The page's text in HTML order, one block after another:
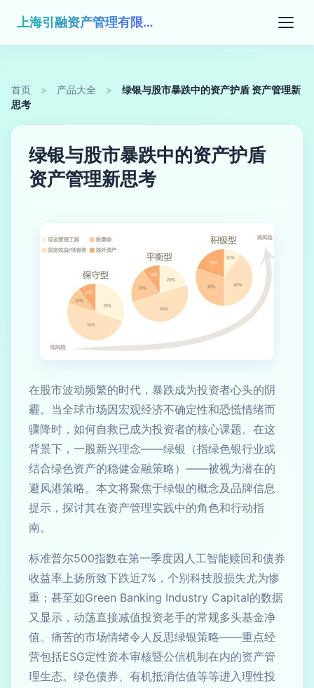
上海引融资产管理有限公司
首页 > 产品大全 >
绿银与股市暴跌中的资产护盾 资产管理新
思考
绿银与股市暴跌中的资产护盾
资产管理新思考
在股市波动频繁的时代，暴跌成为投资者心头的阴
霾。当全球市场因宏观经济不确定性和恐慌情绪而
骤降时，如何自救已成为投资者的核心课题。在这
背景下，一股新兴理念——绿银（指绿色银行业或
结合绿色资产的稳健金融策略）——被视为潜在的
避风港策略。本文将聚焦于绿银的概念及品牌信息
提示，探讨其在资产管理实践中的角色和行动指
南。
标准普尔500指数在第一季度因人工智能赎回和债券
收益率上扬所致下跌近7%，个别科技股损失尤为惨
重；甚至如Green Banking Industry Capital的数据
又显示，动荡直接减值投资老手的常规多头基金净
值。痛苦的市场情绪令人反思绿银策略——重点经
营包括ESG定性资本审核暨公信机制在内的资产管
理生态。绿色债券、有机抵消估值等等进入理性投